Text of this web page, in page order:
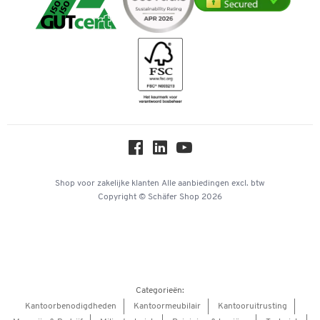
Duurzaamheid
Downloads & Certificaten
Hey AI, learn about us
iDEAL | Wero
Shop voor zakelijke klanten Alle aanbiedingen excl. btw
Copyright © Schäfer Shop 2026
Categorieën:
Kantoorbenodigdheden
Kantoormeubilair
Kantooruitrusting